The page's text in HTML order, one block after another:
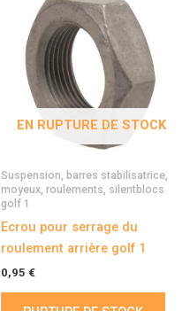
EN RUPTURE DE STOCK
Suspension, barres stabilisatrice,
moyeux, roulements, silentblocs
golf 1
Ecrou pour serrage du
roulement arrière golf 1
0,95 €